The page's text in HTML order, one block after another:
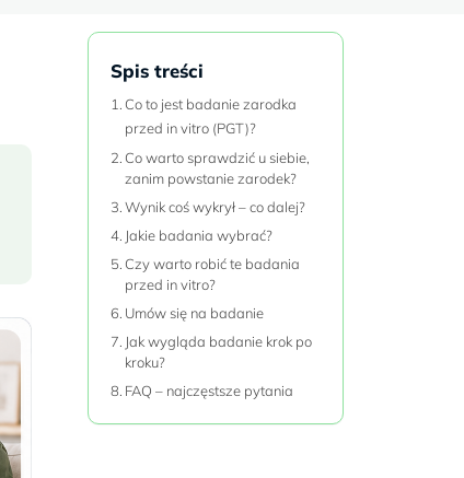
Spis treści
Co to jest badanie zarodka
przed in vitro (PGT)?
Co warto sprawdzić u siebie,
zanim powstanie zarodek?
Wynik coś wykrył – co dalej?
Jakie badania wybrać?
Czy warto robić te badania
przed in vitro?
Umów się na badanie
Jak wygląda badanie krok po
kroku?
FAQ – najczęstsze pytania